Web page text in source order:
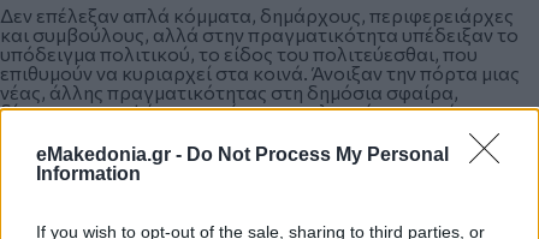
eMakedonia.gr - Do Not Process My Personal
Information
If you wish to opt-out of the sale, sharing to third parties, or
Δεν επέλεξαν απλά κόμματα, δημάρχους, περιφερειάρχες
και συμβούλους, αλλά στην πραγματικότητα υπέδειξαν το
υπόδειγμα πολιτικού, το είδος του πολιτεύεσθαι, που
επιθυμούν να κυριαρχεί στα κοινά. Άνοιξαν την πόρτα μιας
νέας, άλλης πραγματικότητας στη δημόσια σφαίρα,
δίνοντας στην ψήφο τους έντονα πολιτικό χαρακτήρα.
επίπεδο, και ανέδειξαν την πολιτική της δημιουργίας, της